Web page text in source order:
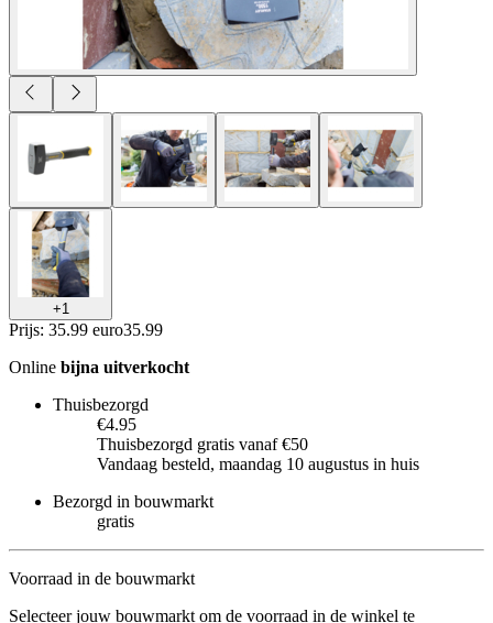
+1
Prijs: 35.99 euro35.99
Online bijna uitverkocht
Thuisbezorgd
€4.95
Thuisbezorgd gratis vanaf €50
Vandaag besteld, maandag 10 augustus in huis
Bezorgd in bouwmarkt
gratis
Voorraad in de bouwmarkt
Selecteer jouw bouwmarkt om de voorraad in de winkel te